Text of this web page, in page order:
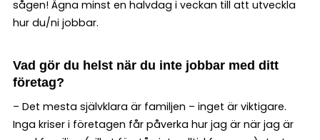
sågen! Ägna minst en halvdag i veckan till att utveckla
hur du/ni jobbar.
Vad gör du helst när du inte jobbar med ditt
företag?
– Det mesta självklara är familjen – inget är viktigare.
Inga kriser i företagen får påverka hur jag är när jag är